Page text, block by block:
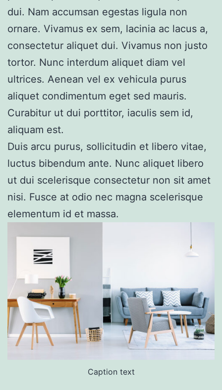
dui. Nam accumsan egestas ligula non
ornare. Vivamus ex sem, lacinia ac lacus a,
consectetur aliquet dui. Vivamus non justo
tortor. Nunc interdum aliquet diam vel
ultrices. Aenean vel ex vehicula purus
aliquet condimentum eget sed mauris.
Curabitur ut dui porttitor, iaculis sem id,
aliquam est.
Duis arcu purus, sollicitudin et libero vitae,
luctus bibendum ante. Nunc aliquet libero
ut dui scelerisque consectetur non sit amet
nisi. Fusce at odio nec magna scelerisque
elementum id et massa.
Caption text